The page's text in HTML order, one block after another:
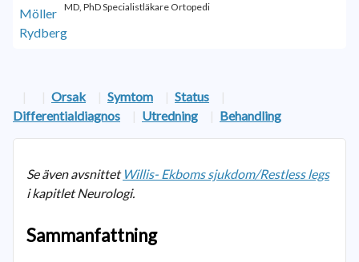
MD, PhD Specialistläkare Ortopedi
| | Orsak | Symtom | Status
|
Differentialdiagnos
| Utredning | Behandling
Se även avsnittet Willis- Ekboms sjukdom/Restless legs
i kapitlet Neurologi.
Sammanfattning